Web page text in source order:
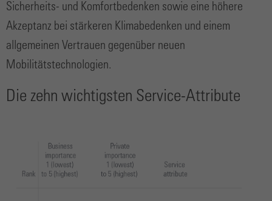
Sicherheits- und Komfortbedenken sowie eine höhere
Akzeptanz bei stärkeren Klimabedenken und einem
allgemeinen Vertrauen gegenüber neuen
Mobilitätstechnologien.
Die zehn wichtigsten Service-Attribute